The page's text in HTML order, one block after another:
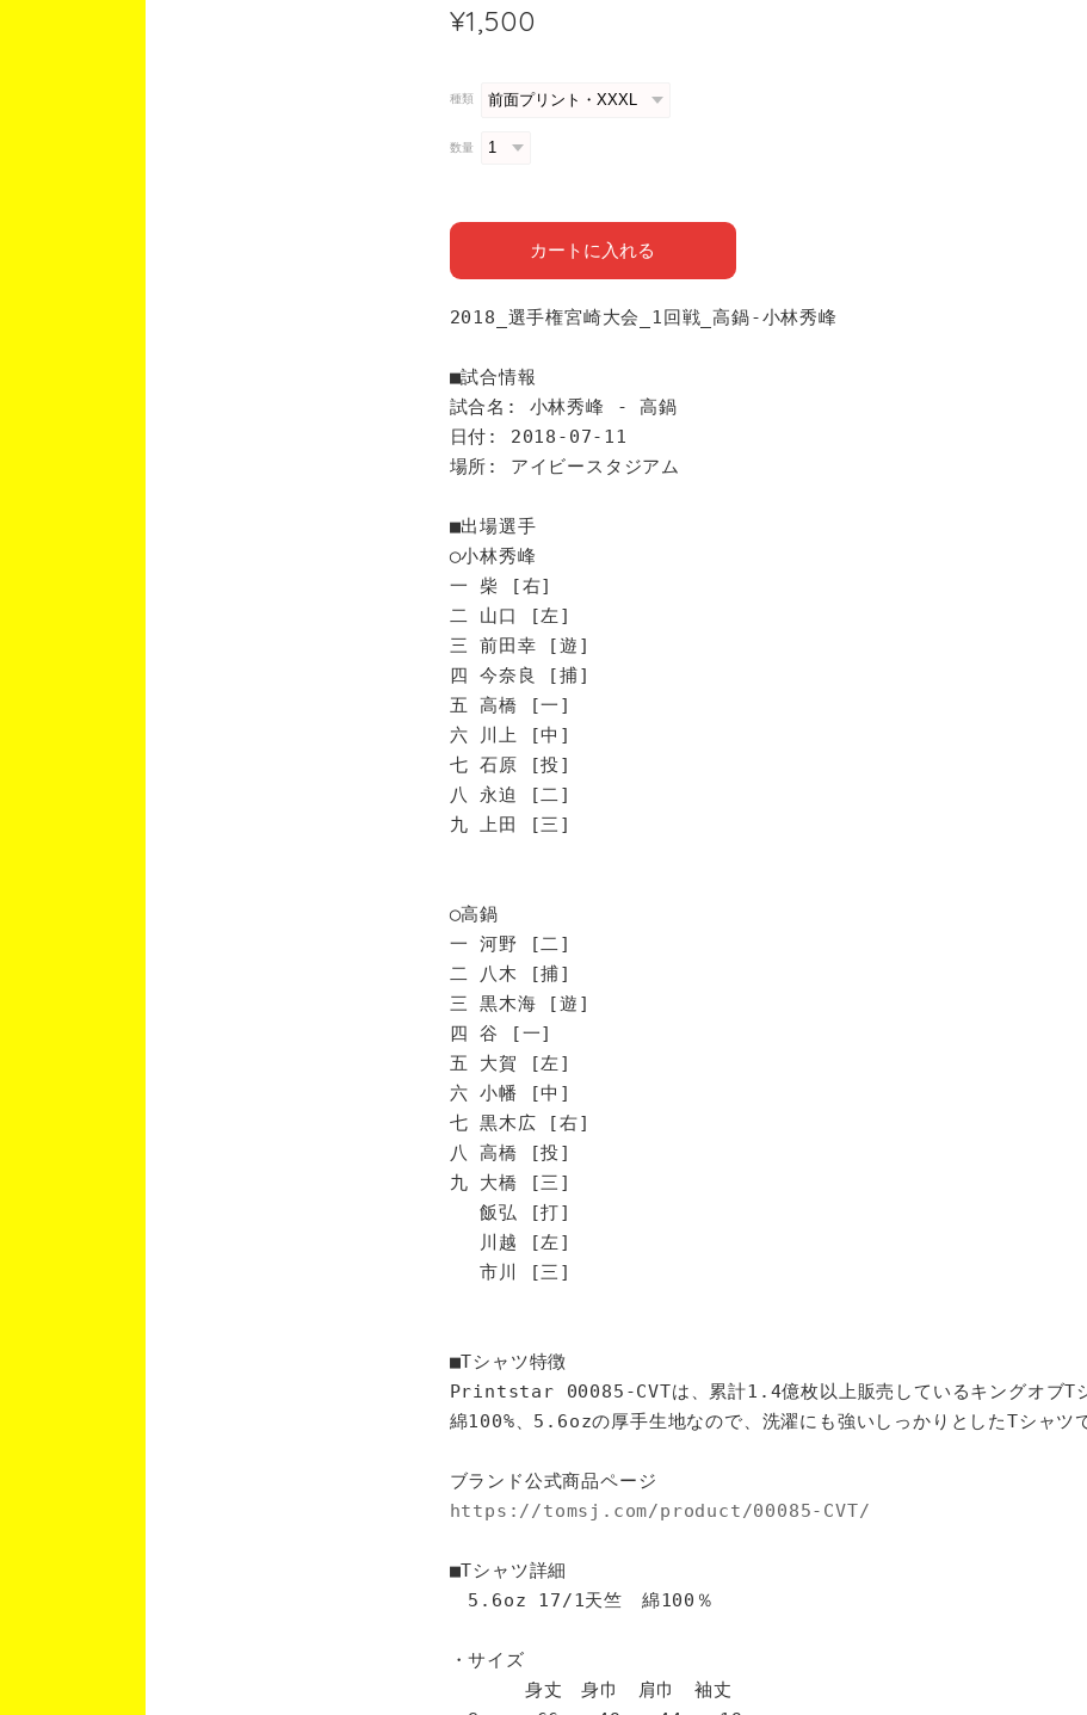
¥1,500
種類
数量
カートに入れる
2018_選手権宮崎大会_1回戦_高鍋-小林秀峰
■試合情報
試合名: 小林秀峰 - 高鍋
日付: 2018-07-11
場所: アイビースタジアム
■出場選手
◯小林秀峰
一 柴 [右]
二 山口 [左]
三 前田幸 [遊]
四 今奈良 [捕]
五 高橋 [一]
六 川上 [中]
七 石原 [投]
八 永迫 [二]
九 上田 [三]
◯高鍋
一 河野 [二]
二 八木 [捕]
三 黒木海 [遊]
四 谷 [一]
五 大賀 [左]
六 小幡 [中]
七 黒木広 [右]
八 高橋 [投]
九 大橋 [三]
飯弘 [打]
川越 [左]
市川 [三]
■Tシャツ特徴
Printstar 00085-CVTは、累計1.4億枚以上販売しているキングオブTシ
綿100%、5.6ozの厚手生地なので、洗濯にも強いしっかりとしたTシャツ
ブランド公式商品ページ
https://tomsj.com/product/00085-CVT/
■Tシャツ詳細
5.6oz 17/1天竺 綿100％
・サイズ
身丈 身巾 肩巾 袖丈